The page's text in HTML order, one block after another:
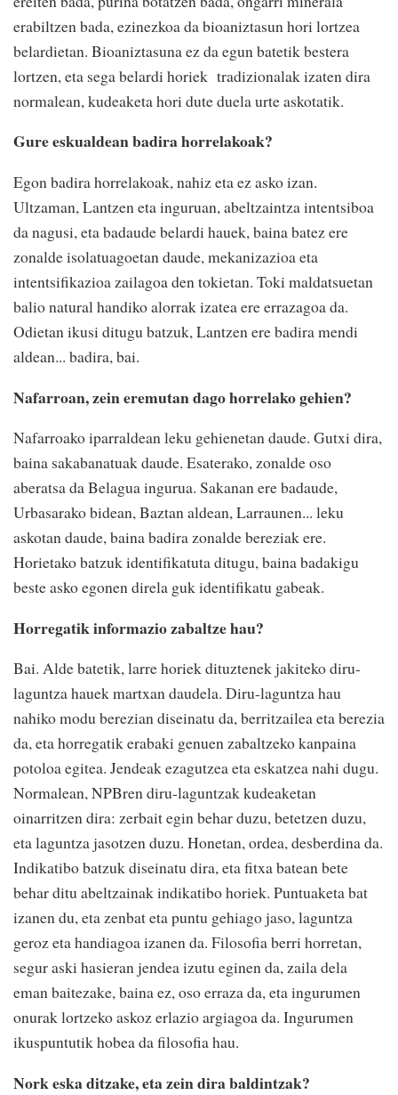
erabiltzen bada, ezinezkoa da bioaniztasun hori lortzea
belardietan. Bioaniztasuna ez da egun batetik bestera
lortzen, eta sega belardi horiek tradizionalak izaten dira
normalean, kudeaketa hori dute duela urte askotatik.
Gure eskualdean badira horrelakoak?
Egon badira horrelakoak, nahiz eta ez asko izan.
Ultzaman, Lantzen eta inguruan, abeltzaintza intentsiboa
da nagusi, eta badaude belardi hauek, baina batez ere
zonalde isolatuagoetan daude, mekanizazioa eta
intentsifikazioa zailagoa den tokietan. Toki maldatsuetan
balio natural handiko alorrak izatea ere errazagoa da.
Odietan ikusi ditugu batzuk, Lantzen ere badira mendi
aldean... badira, bai.
Nafarroan, zein eremutan dago horrelako gehien?
Nafarroako iparraldean leku gehienetan daude. Gutxi dira,
baina sakabanatuak daude. Esaterako, zonalde oso
aberatsa da Belagua ingurua. Sakanan ere badaude,
Urbasarako bidean, Baztan aldean, Larraunen... leku
askotan daude, baina badira zonalde bereziak ere.
Horietako batzuk identifikatuta ditugu, baina badakigu
beste asko egonen direla guk identifikatu gabeak.
Horregatik informazio zabaltze hau?
Bai. Alde batetik, larre horiek dituztenek jakiteko diru-
laguntza hauek martxan daudela. Diru-laguntza hau
nahiko modu berezian diseinatu da, berritzailea eta berezia
da, eta horregatik erabaki genuen zabaltzeko kanpaina
potoloa egitea. Jendeak ezagutzea eta eskatzea nahi dugu.
Normalean, NPBren diru-laguntzak kudeaketan
oinarritzen dira: zerbait egin behar duzu, betetzen duzu,
eta laguntza jasotzen duzu. Honetan, ordea, desberdina da.
Indikatibo batzuk diseinatu dira, eta fitxa batean bete
behar ditu abeltzainak indikatibo horiek. Puntuaketa bat
izanen du, eta zenbat eta puntu gehiago jaso, laguntza
geroz eta handiagoa izanen da. Filosofia berri horretan,
segur aski hasieran jendea izutu eginen da, zaila dela
eman baitezake, baina ez, oso erraza da, eta ingurumen
onurak lortzeko askoz erlazio argiagoa da. Ingurumen
ikuspuntutik hobea da filosofia hau.
Nork eska ditzake, eta zein dira baldintzak?